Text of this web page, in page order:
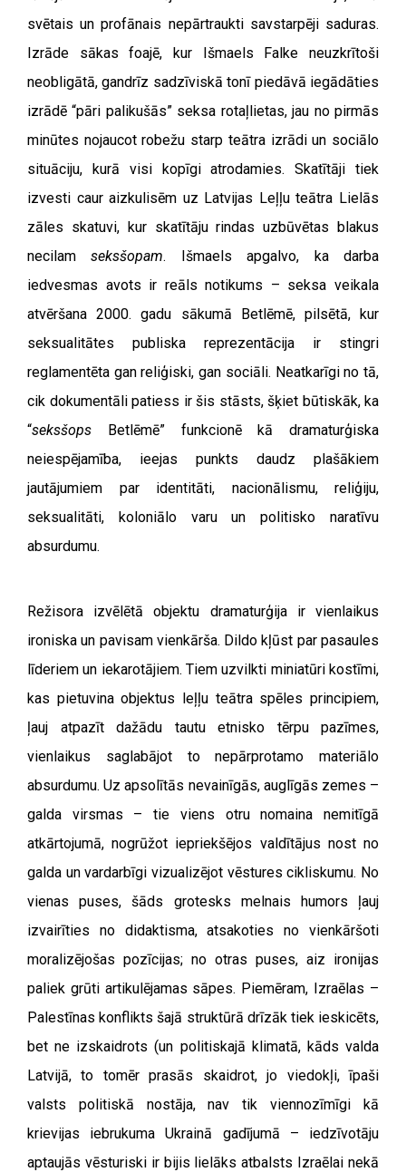
svētais un profānais nepārtraukti savstarpēji saduras.
Izrāde sākas foajē, kur Išmaels Falke neuzkrītoši
neobligātā, gandrīz sadzīviskā tonī piedāvā iegādāties
izrādē “pāri palikušās” seksa rotaļlietas, jau no pirmās
minūtes nojaucot robežu starp teātra izrādi un sociālo
situāciju, kurā visi kopīgi atrodamies. Skatītāji tiek
izvesti caur aizkulisēm uz Latvijas Leļļu teātra Lielās
zāles skatuvi, kur skatītāju rindas uzbūvētas blakus
necilamseksšopam. Išmaels apgalvo, ka darba
iedvesmas avots ir reāls notikums – seksa veikala
atvēršana 2000. gadu sākumā Betlēmē, pilsētā, kur
seksualitātes publiska reprezentācija ir stingri
reglamentēta gan reliģiski, gan sociāli. Neatkarīgi no tā,
cik dokumentāli patiess ir šis stāsts, šķiet būtiskāk, ka
“seksšops Betlēmē” funkcionē kā dramaturģiska
neiespējamība, ieejas punkts daudz plašākiem
jautājumiem par identitāti, nacionālismu, reliģiju,
seksualitāti, koloniālo varu un politisko naratīvu
absurdumu.
Režisora izvēlētā objektu dramaturģija ir vienlaikus
ironiska un pavisam vienkārša. Dildo kļūst par pasaules
līderiem un iekarotājiem. Tiem uzvilkti miniatūri kostīmi,
kas pietuvina objektus leļļu teātra spēles principiem,
ļauj atpazīt dažādu tautu etnisko tērpu pazīmes,
vienlaikus saglabājot to nepārprotamo materiālo
absurdumu. Uz apsolītās nevainīgās, auglīgās zemes –
galda virsmas – tie viens otru nomaina nemitīgā
atkārtojumā, nogrūžot iepriekšējos valdītājus nost no
galda un vardarbīgi vizualizējot vēstures cikliskumu. No
vienas puses, šāds grotesks melnais humors ļauj
izvairīties no didaktisma, atsakoties no vienkāršoti
moralizējošas pozīcijas; no otras puses, aiz ironijas
paliek grūti artikulējamas sāpes. Piemēram, Izraēlas –
Palestīnas konflikts šajā struktūrā drīzāk tiek ieskicēts,
bet ne izskaidrots (un politiskajā klimatā, kāds valda
Latvijā, to tomēr prasās skaidrot, jo viedokļi, īpaši
valsts politiskā nostāja, nav tik viennozīmīgi kā
krievijas iebrukuma Ukrainā gadījumā – iedzīvotāju
aptaujās vēsturiski ir bijis lielāks atbalsts Izraēlai nekā